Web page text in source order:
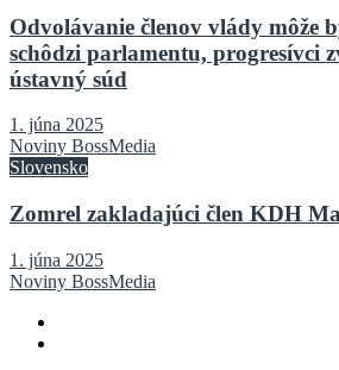
Odvolávanie členov vlády môže
schôdzi parlamentu, progresívci
ústavný súd
1. júna 2025
Noviny BossMedia
Slovensko
Zomrel zakladajúci člen KDH
1. júna 2025
Noviny BossMedia